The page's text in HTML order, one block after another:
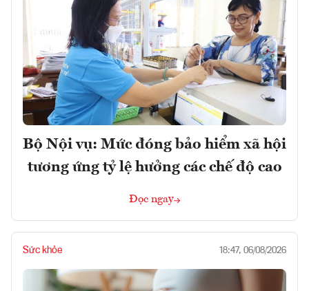
Bộ Nội vụ: Mức đóng bảo hiểm xã hội
tương ứng tỷ lệ hưởng các chế độ cao
Đọc ngay
Sức khỏe 18:47, 06/08/2026